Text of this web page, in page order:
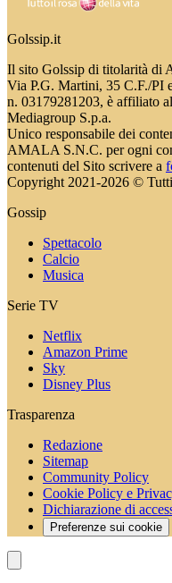
Golssip.it
Il sito Golssip di titolarità di
Via P.G. Martini, 35 C.F./PI
n. 03179281203, è affiliato
Mediagroup S.p.a.
Unico responsabile dei
AMALA S.N.C. per ogni
contenuti del Sito scrivere a
Copyright 2021-2026 ©
Gossip
Spettacolo
Calcio
Musica
Serie TV
Netflix
Amazon Prime
Sky
Disney Plus
Trasparenza
Redazione
Sitemap
Community Policy
Cookie Policy e
Dichiarazione di
Preferenze sui cookie